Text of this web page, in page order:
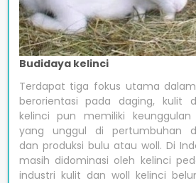
Budidaya kelinci
Terdapat tiga fokus utama
berorientasi pada daging, kulit
kelinci pun memiliki
yang unggul di pertumbuhan
dan produksi bulu atau woll. Di
masih didominasi oleh kelinci
industri kulit dan woll kelinci